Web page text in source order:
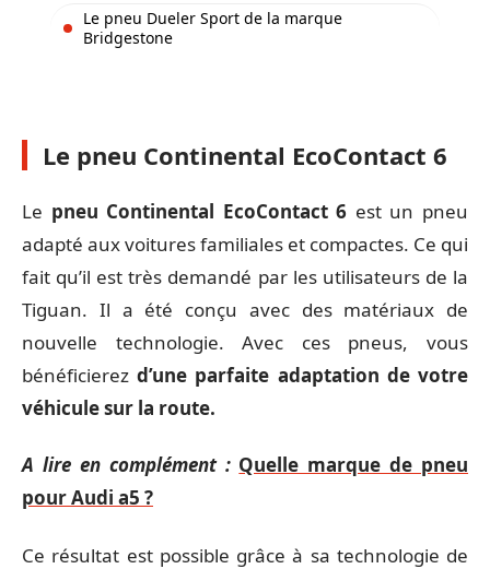
Le pneu Dueler Sport de la marque
Bridgestone
Le pneu Continental EcoContact 6
Le pneu Continental EcoContact 6 est un pneu
adapté aux voitures familiales et compactes. Ce qui
fait qu’il est très demandé par les utilisateurs de la
Tiguan. Il a été conçu avec des matériaux de
nouvelle technologie. Avec ces pneus, vous
bénéficierezd’une parfaite adaptation de votre
véhicule sur la route.
A lire en complément : Quelle marque de pneu
pour Audi a5 ?
Ce résultat est possible grâce à sa technologie de